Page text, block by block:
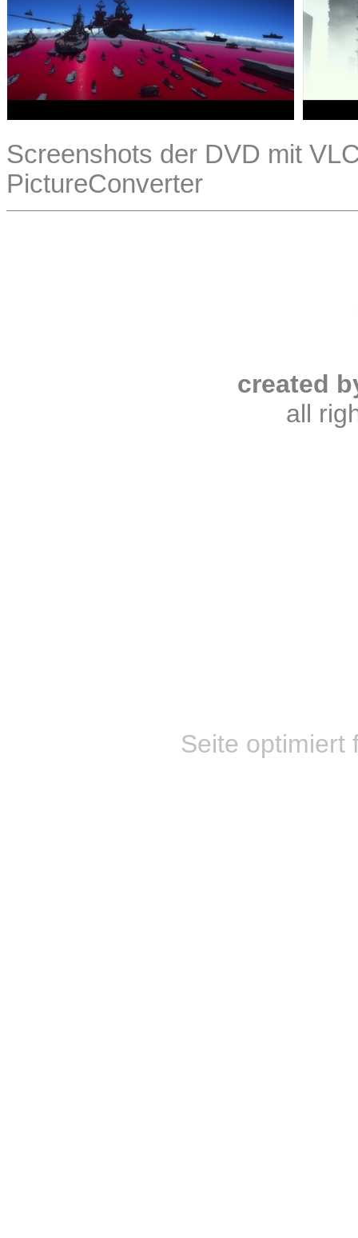
Screenshots der DVD mit
PictureConverter
created
all
Seite optimiert